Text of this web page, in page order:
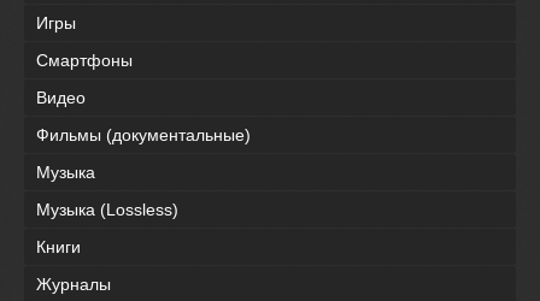
Игры
Смартфоны
Видео
Фильмы (документальные)
Музыка
Музыка (Lossless)
Книги
Журналы